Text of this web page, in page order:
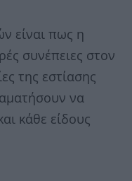
είναι πως η
συνέπειες στον
της εστίασης
να
κάθε είδους